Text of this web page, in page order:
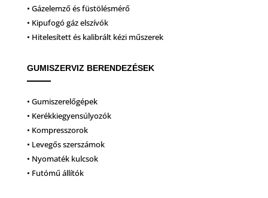
• Gázelemző és füstölésmérő
• Kipufogó gáz elszívók
• Hitelesített és kalibrált kézi műszerek
GUMISZERVIZ BERENDEZÉSEK
• Gumiszerelőgépek
• Kerékkiegyensúlyozók
• Kompresszorok
• Levegős szerszámok
• Nyomaték kulcsok
• Futómű állítók